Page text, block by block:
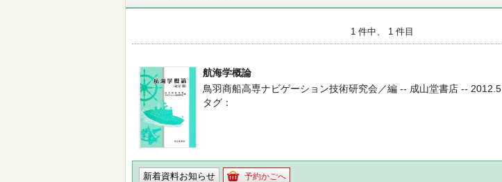
1 件中、 1 件目
航海学概論
鳥羽商船高専ナビゲーション技術研究会／編 -- 成山堂書店 -- 2012.5
タグ
新着資料お知らせ 予約かごへ